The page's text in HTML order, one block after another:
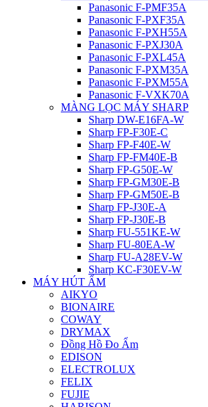
Panasonic F-PMF35A
Panasonic F-PXF35A
Panasonic F-PXH55A
Panasonic F-PXJ30A
Panasonic F-PXL45A
Panasonic F-PXM35A
Panasonic F-PXM55A
Panasonic F-VXK70A
MÀNG LỌC MÁY SHARP
Sharp DW-E16FA-W
Sharp FP-F30E-C
Sharp FP-F40E-W
Sharp FP-FM40E-B
Sharp FP-G50E-W
Sharp FP-GM30E-B
Sharp FP-GM50E-B
Sharp FP-J30E-A
Sharp FP-J30E-B
Sharp FU-551KE-W
Sharp FU-80EA-W
Sharp FU-A28EV-W
Sharp KC-F30EV-W
MÁY HÚT ẨM
AIKYO
BIONAIRE
COWAY
DRYMAX
Đồng Hồ Đo Ẩm
EDISON
ELECTROLUX
FELIX
FUJIE